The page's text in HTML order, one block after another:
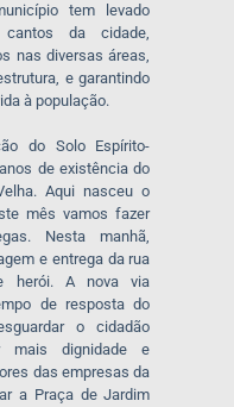
tem levado
da cidade,
nas diversas áreas,
e garantindo
à população.
do Solo Espírito-
de existência do
Aqui nasceu o
mês vamos fazer
Nesta manhã,
e entrega da rua
herói. A nova via
de resposta do
o cidadão
mais dignidade e
das empresas da
a Praça de Jardim